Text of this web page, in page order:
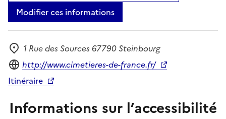
Modifier ces informations
Adresse
1 Rue des Sources 67790 Steinbourg
Site internet
http://www.cimetieres-de-france.fr/
Itinéraire
Informations sur l’accessibilité